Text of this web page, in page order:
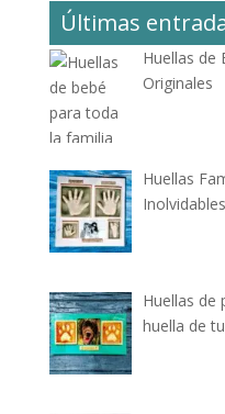
Últimas
Huellas de
Originales
Huellas
Huellas de
huella de